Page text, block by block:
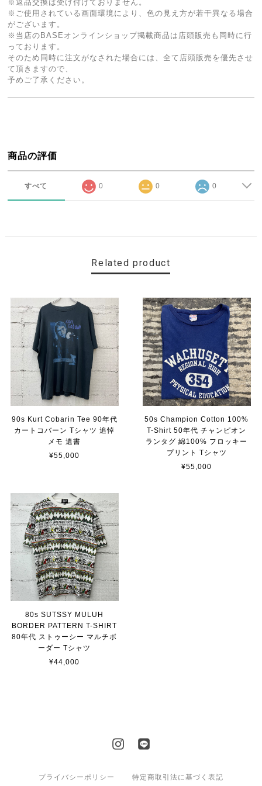
※返品交換は受け付けておりません。
※ご使用されている画面環境により、色の見え方が若干異なる場合
がございます。
※当店のBASEオンラインショップ掲載商品は店頭販売も同時に行
っております。
そのため同時に注文がなされた場合には、全て店頭販売を優先させ
て頂きますので、
予めご了承ください。
商品の評価
すべて 0 0 0
Related product
90s Kurt Cobarin Tee 90年代
カートコバーン Tシャツ 追悼
メモ 遺書
¥55,000
50s Champion Cotton 100%
T-Shirt 50年代 チャンピオン
ランタグ 綿100% フロッキー
プリント Tシャツ
¥55,000
80s SUTSSY MULUH
BORDER PATTERN T-SHIRT
80年代 ストゥーシー マルチボ
ーダー Tシャツ
¥44,000
プライバシーポリシー 特定商取引法に基づく表記